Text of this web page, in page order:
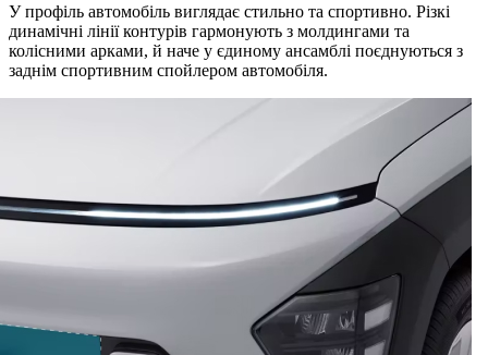
У профіль автомобіль виглядає стильно та спортивно. Різкі
динамічні лінії контурів гармонують з молдингами та
колісними арками, й наче у єдиному ансамблі поєднуються з
заднім спортивним спойлером автомобіля.
2